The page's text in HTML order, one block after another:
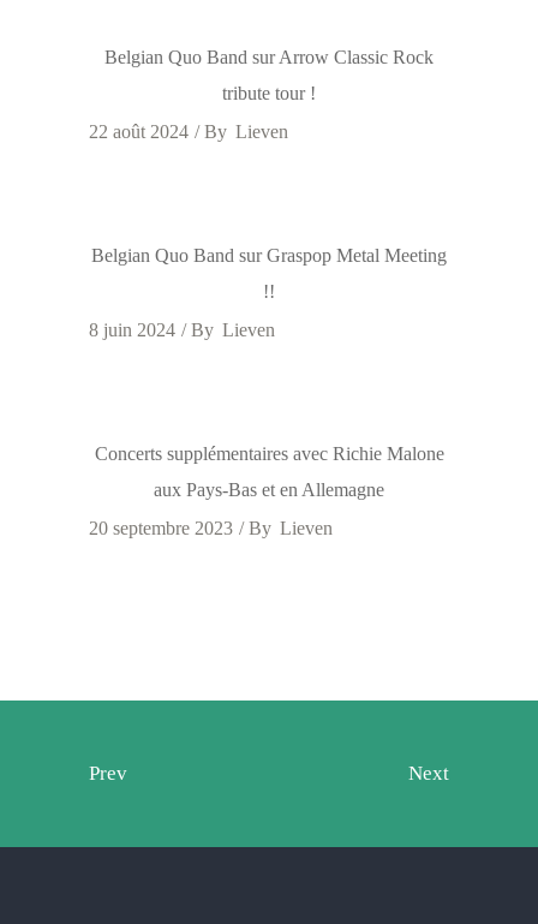
Belgian Quo Band sur Arrow Classic Rock
tribute tour !
22 août 2024
By Lieven
Belgian Quo Band sur Graspop Metal Meeting
!!
8 juin 2024
By Lieven
Concerts supplémentaires avec Richie Malone
aux Pays-Bas et en Allemagne
20 septembre 2023
By Lieven
Prev Next